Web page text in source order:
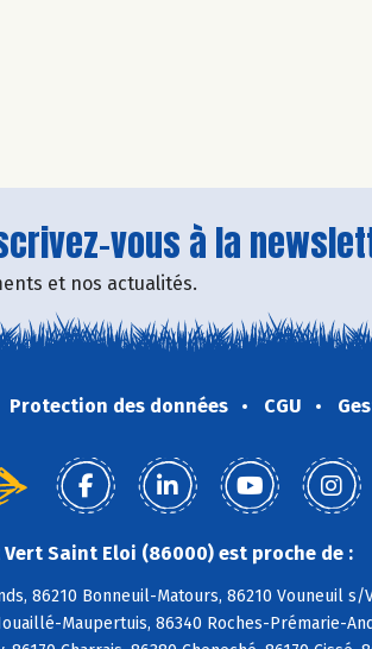
vous à la
et nos actualités.
Protection des données CGU
Saint Eloi (86000) est proche de :
86210 Bonneuil-Matours, 86210 Vouneuil
Maupertuis, 86340 Roches-Prémarie-